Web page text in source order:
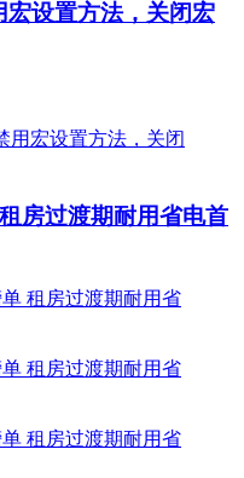
设置方法，关闭宏
房过渡期耐用省电首